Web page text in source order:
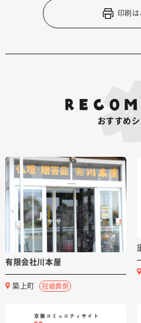
印刷
おすすめ
有限会社川本屋
築上町 冠婚葬祭